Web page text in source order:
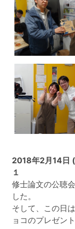
2018年2月14
１
修士論文の公聴
した。
そして、この日
ョコのプレゼント